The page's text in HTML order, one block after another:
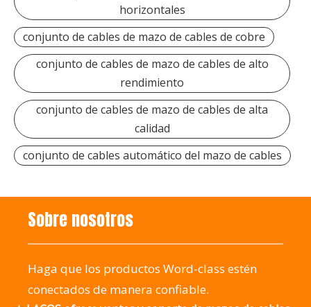
horizontales
conjunto de cables de mazo de cables de cobre
conjunto de cables de mazo de cables de alto
rendimiento
conjunto de cables de mazo de cables de alta
calidad
conjunto de cables automático del mazo de cables
Sobre nosotros
Haga que los productos Word-class estén
conectados de manera confiable.